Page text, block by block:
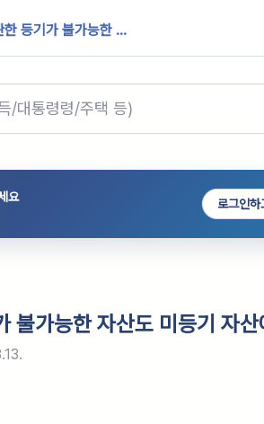
등기가 불가능한 ...
요 로그인
불가능한 자산도 미등기 자